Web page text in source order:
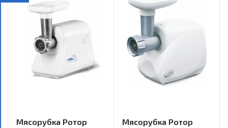
Мясорубка Ротор
Мясорубка Ротор